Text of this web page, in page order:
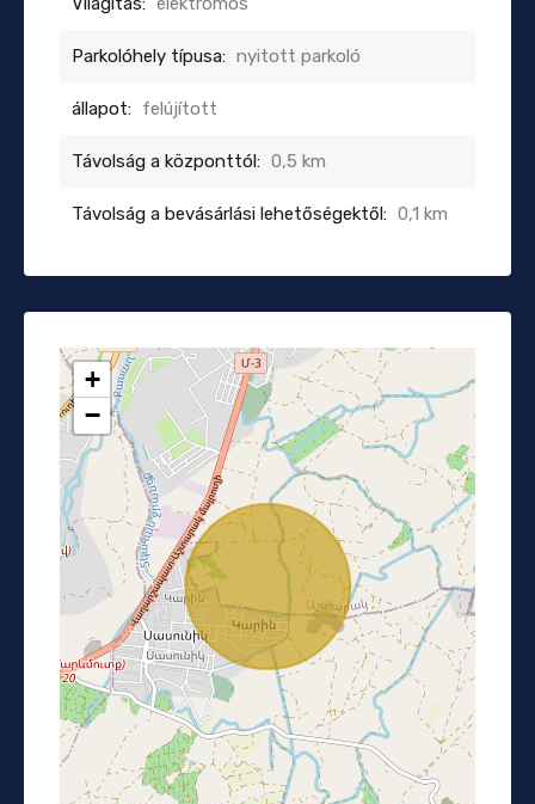
Parkolóhely típusa: nyitott parkoló
állapot: felújított
Távolság a központtól: 0,5 km
Távolság a bevásárlási lehetőségektől: 0,1 km
+
−